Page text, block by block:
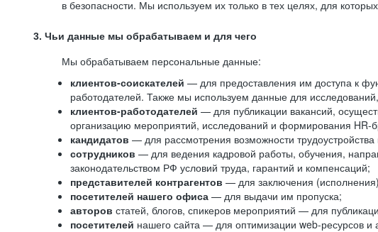
в безопасности. Мы используем их только в тех целях, для
3. Чьи данные мы обрабатываем и для чего
Мы обрабатываем персональные данные:
клиентов-соискателей — для предоставления им доступа к
работодателей. Также мы используем данные для
клиентов-работодателей — для публикации вакансий,
организацию мероприятий, исследований и формирования HR-
кандидатов — для рассмотрения возможности
сотрудников — для ведения кадровой работы, обучения,
законодательством РФ условий труда, гарантий и компенсаций;
представителей контрагентов — для заключения
посетителей нашего офиса — для выдачи им пропуска;
авторов статей, блогов, спикеров мероприятий — для
посетителей нашего сайта — для оптимизации web-ресурсов и